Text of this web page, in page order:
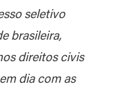
seletivo
brasileira,
direitos civis
dia com as